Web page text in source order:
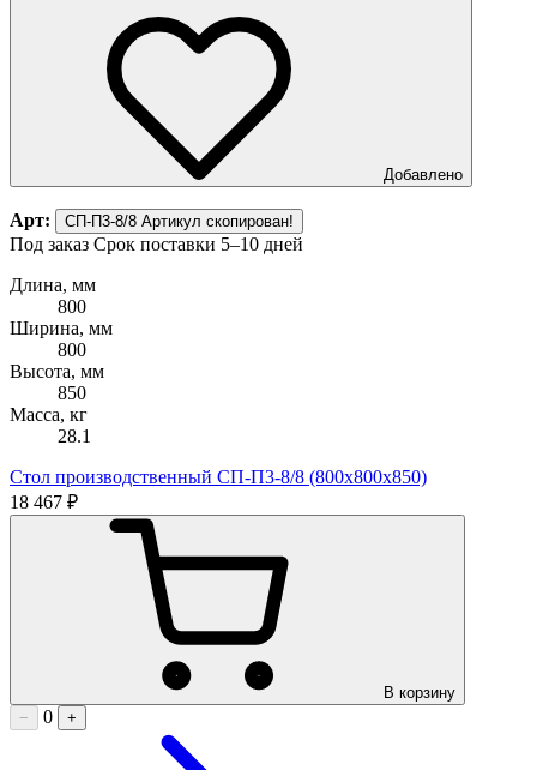
Добавлено
Арт: СП-П3-8/8 Артикул скопирован!
Под заказ Срок поставки 5–10 дней
Длина, мм
800
Ширина, мм
800
Высота, мм
850
Масса, кг
28.1
Стол производственный СП-П3-8/8 (800х800х850)
18 467 ₽
В корзину
−
0 +